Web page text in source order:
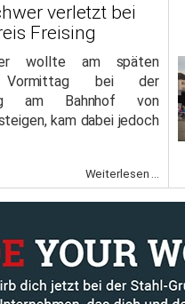
verletzt bei
Freising
wollte am späten
Vormittag bei der
am Bahnhof von
kam dabei jedoch
Weiterlesen ...